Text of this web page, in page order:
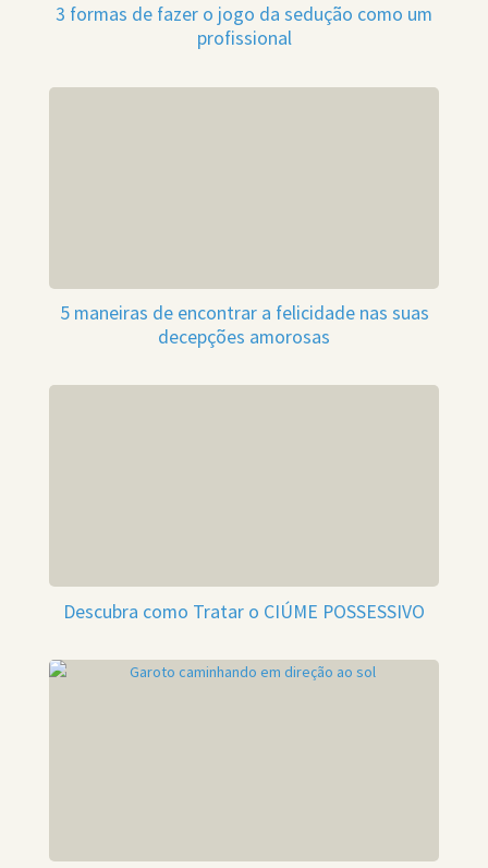
3 formas de fazer o jogo da sedução como um
profissional
5 maneiras de encontrar a felicidade nas suas
decepções amorosas
Descubra como Tratar o CIÚME POSSESSIVO